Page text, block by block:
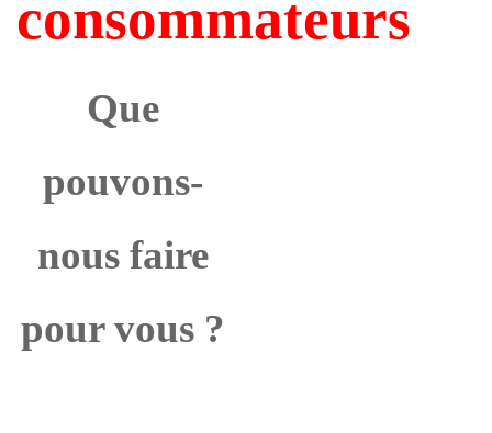
consommateurs
Que
pouvons-
nous faire
pour vous ?